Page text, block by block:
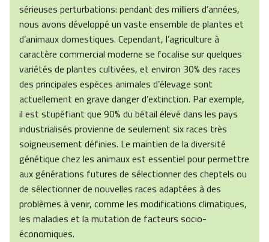
sérieuses perturbations: pendant des milliers d’années,
nous avons développé un vaste ensemble de plantes et
d’animaux domestiques. Cependant, l’agriculture à
caractère commercial moderne se focalise sur quelques
variétés de plantes cultivées, et environ 30% des races
des principales espèces animales d’élevage sont
actuellement en grave danger d’extinction. Par exemple,
il est stupéfiant que 90% du bétail élevé dans les pays
industrialisés provienne de seulement six races très
soigneusement définies. Le maintien de la diversité
génétique chez les animaux est essentiel pour permettre
aux générations futures de sélectionner des cheptels ou
de sélectionner de nouvelles races adaptées à des
problèmes à venir, comme les modifications climatiques,
les maladies et la mutation de facteurs socio-
économiques.